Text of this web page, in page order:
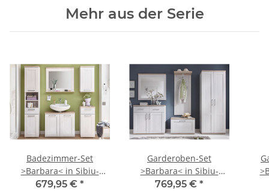
Mehr aus der Serie
Badezimmer-Set
>Barbara< in Sibiu-
Lärche - 158x190x33cm
679,95 € *
Garderoben-Set
>Barbara< in Sibiu-
Lärche - 268x201x39cm
769,95 € *